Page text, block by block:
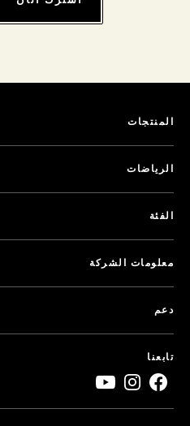
المنتجات
الرياضات
الفئة
معلومات الشركة
دعم
تابعنا